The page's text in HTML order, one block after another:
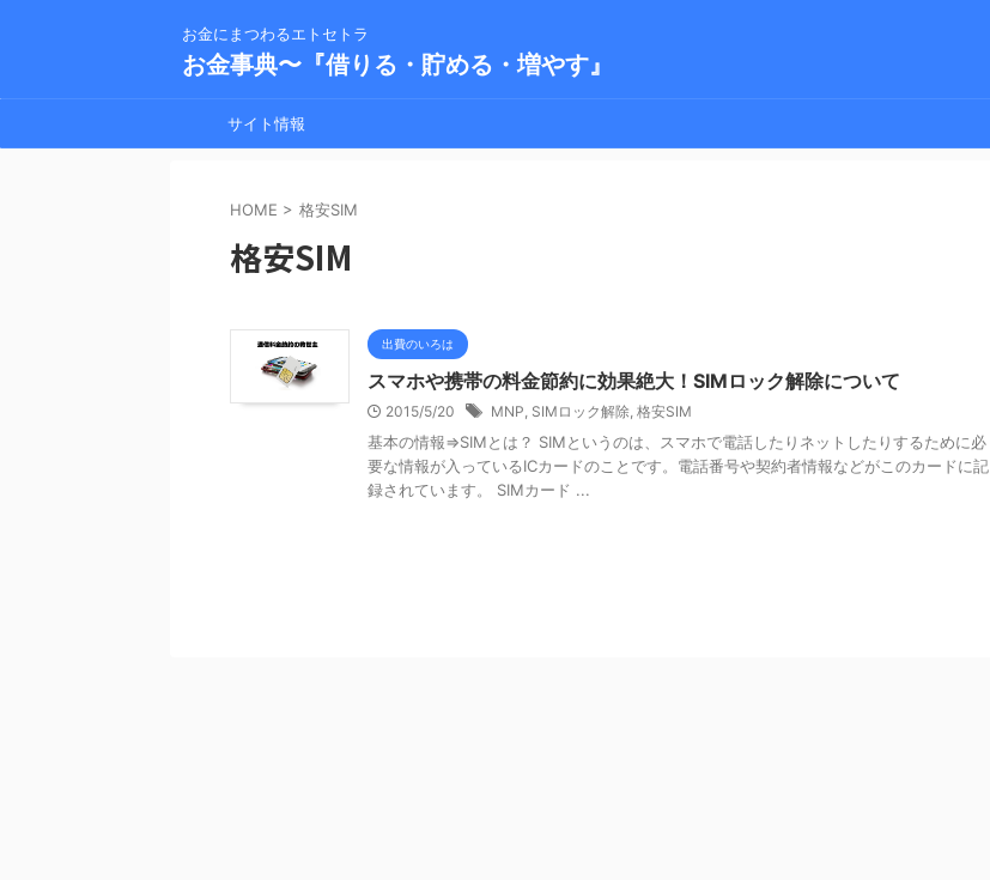
お金にまつわるエトセトラ
お金事典〜『借りる・貯める・増やす』
サイト情報
HOME > 格安SIM
格安SIM
出費のいろは
スマホや携帯の料金節約に効果絶大！SIMロック解除について
2015/5/20 MNP, SIMロック解除, 格安SIM
基本の情報⇒SIMとは？ SIMというのは、スマホで電話したりネットしたりするために必
要な情報が入っているICカードのことです。電話番号や契約者情報などがこのカードに記
録されています。 SIMカード ...